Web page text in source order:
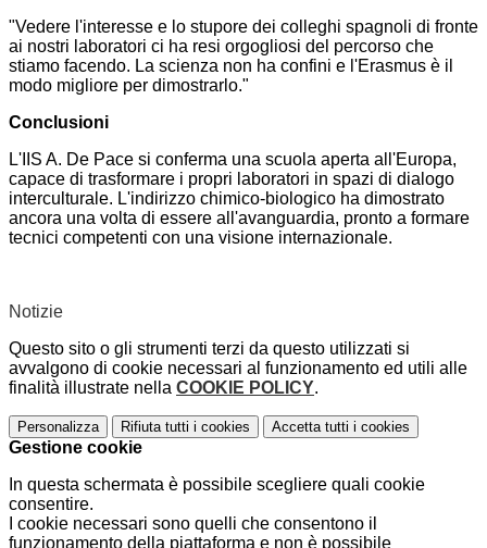
"Vedere l'interesse e lo stupore dei colleghi spagnoli di fronte
ai nostri laboratori ci ha resi orgogliosi del percorso che
stiamo facendo. La scienza non ha confini e l'Erasmus è il
modo migliore per dimostrarlo."
Conclusioni
L'IIS A. De Pace si conferma una scuola aperta all'Europa,
capace di trasformare i propri laboratori in spazi di dialogo
interculturale. L'indirizzo chimico-biologico ha dimostrato
ancora una volta di essere all'avanguardia, pronto a formare
tecnici competenti con una visione internazionale.
Notizie
Questo sito o gli strumenti terzi da questo utilizzati si
avvalgono di cookie necessari al funzionamento ed utili alle
finalità illustrate nella COOKIE POLICY.
Personalizza Rifiuta tutti i cookies Accetta tutti i cookies
Gestione cookie
In questa schermata è possibile scegliere quali cookie
consentire.
I cookie necessari sono quelli che consentono il
funzionamento della piattaforma e non è possibile